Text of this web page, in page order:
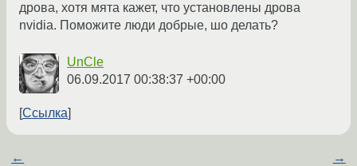
дрова, хотя мята кажет, что установлены дрова
nvidia. Поможите люди добрые, шо делать?
UnCle
06.09.2017 00:38:37 +00:00
Ссылка
← →